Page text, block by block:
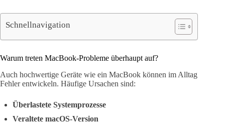
Schnellnavigation
Warum treten MacBook-Probleme überhaupt auf?
Auch hochwertige Geräte wie ein MacBook können im Alltag
Fehler entwickeln. Häufige Ursachen sind:
Überlastete Systemprozesse
Veraltete macOS-Version